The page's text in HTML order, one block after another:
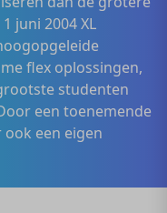
juni 2004 XL
flex oplossingen,
studenten
een toenemende
een eigen